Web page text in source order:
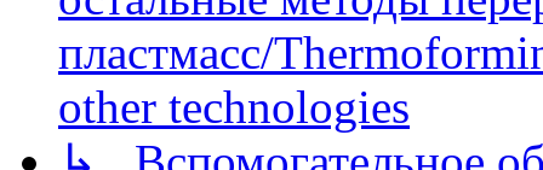
пластмасс/
other technologies